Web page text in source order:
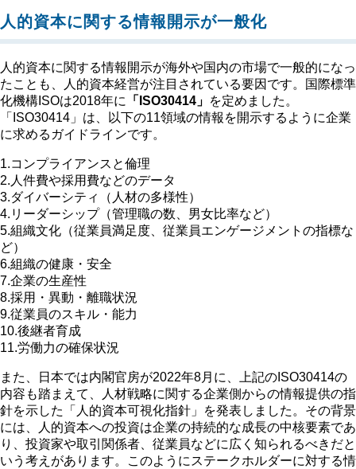
人的資本に関する情報開示が一般化
人的資本に関する情報開示が海外や国内の市場で一般的になっ
たことも、人的資本経営が注目されている要因です。国際標準
化機構ISOは2018年に
「ISO30414」 を定めました。
「ISO30414」は、以下の11領域の情報を開示するように企業
に求めるガイドラインです。
1.コンプライアンスと倫理
2.人件費や採用費などのデータ
3.ダイバーシティ（人材の多様性）
4.リーダーシップ（管理職の数、男女比率など）
5.組織文化（従業員満足度、従業員エンゲージメントの指標な
ど）
6.組織の健康・安全
7.企業の生産性
8.採用・異動・離職状況
9.従業員のスキル・能力
10.後継者育成
11.労働力の確保状況
また、日本では内閣官房が2022年8月に、上記のISO30414の
内容も踏まえて、人材戦略に関する企業側からの情報提供の指
針を示した「人的資本可視化指針」を発表しました。その背景
には、人的資本への投資は企業の持続的な成長の中核要素であ
り、投資家や取引関係者、従業員などに広く知られるべきだと
いう考えがあります。このようにステークホルダーに対する情